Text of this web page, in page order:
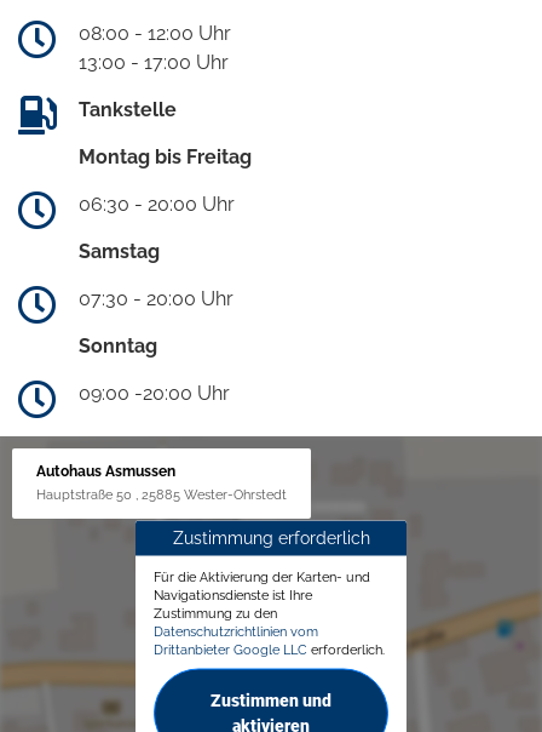
08:00 - 12:00 Uhr
13:00 - 17:00 Uhr
Tankstelle
Montag bis Freitag
06:30 - 20:00 Uhr
Samstag
07:30 - 20:00 Uhr
Sonntag
09:00 -20:00 Uhr
Autohaus Asmussen
Hauptstraße 50 , 25885 Wester-Ohrstedt
Zustimmung erforderlich
Für die Aktivierung der Karten- und
Navigationsdienste ist Ihre
Zustimmung zu den
Datenschutzrichtlinien vom
Drittanbieter Google LLC erforderlich.
Zustimmen und
aktivieren